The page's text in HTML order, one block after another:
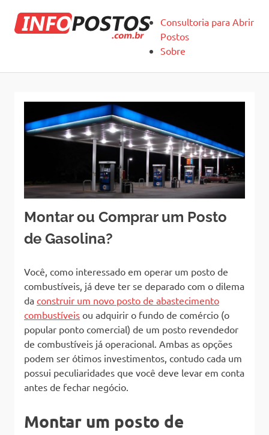
content
Infopostos
Consultoria para Abrir
Postos
Sobre
Montar ou Comprar um Posto
de Gasolina?
Você, como interessado em operar um posto de
combustíveis, já deve ter se deparado com o dilema
da construir um novo posto de abastecimento
combustíveis ou adquirir o fundo de comércio (o
popular ponto comercial) de um posto revendedor
de combustíveis já operacional. Ambas as opções
podem ser ótimos investimentos, contudo cada um
possui peculiaridades que você deve levar em conta
antes de fechar negócio.
Montar um posto de